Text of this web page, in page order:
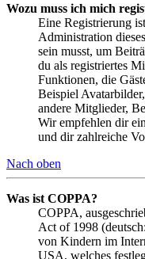
Wozu muss ich mich
Eine Registrierung
Administration
sein musst, um
du als registriertes
Funktionen, die
Beispiel
andere Mitglieder,
Wir empfehlen dir
und dir zahlreiche
Nach oben
Was ist COPPA?
COPPA,
Act of 1998
von Kindern im
USA, welches